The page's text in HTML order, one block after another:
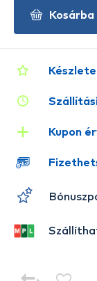
Kupon
Kosárba